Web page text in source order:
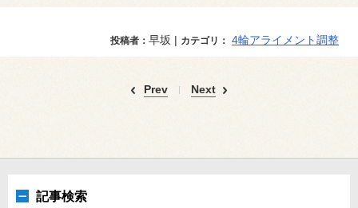
投稿者： 早坂 | カテゴリ： 4輪アライメント調整
Prev Next
記事検索